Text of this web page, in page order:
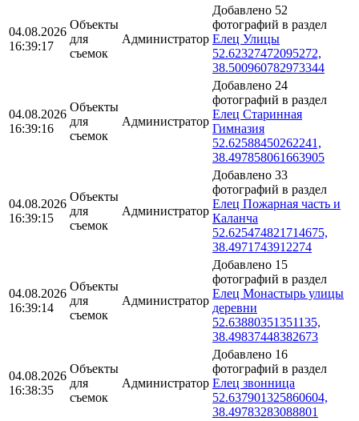
04.08.2026
16:39:17
Объекты
для
съемок
Администратор
Добавлено 52
фотографий в раздел
Елец Улицы
52.62327472095272,
38.500960782973344
04.08.2026
16:39:16
Объекты
для
съемок
Администратор
Добавлено 24
фотографий в раздел
Елец Старинная
Гимназия
52.62588450262241,
38.497858061663905
04.08.2026
16:39:15
Объекты
для
съемок
Администратор
Добавлено 33
фотографий в раздел
Елец Пожарная часть и
Каланча
52.625474821714675,
38.4971743912274
04.08.2026
16:39:14
Объекты
для
съемок
Администратор
Добавлено 15
фотографий в раздел
Елец Монастырь улицы
деревни
52.63880351351135,
38.49837448382673
04.08.2026
16:38:35
Объекты
для
съемок
Администратор
Добавлено 16
фотографий в раздел
Елец звонница
52.637901325860604,
38.49783283088801